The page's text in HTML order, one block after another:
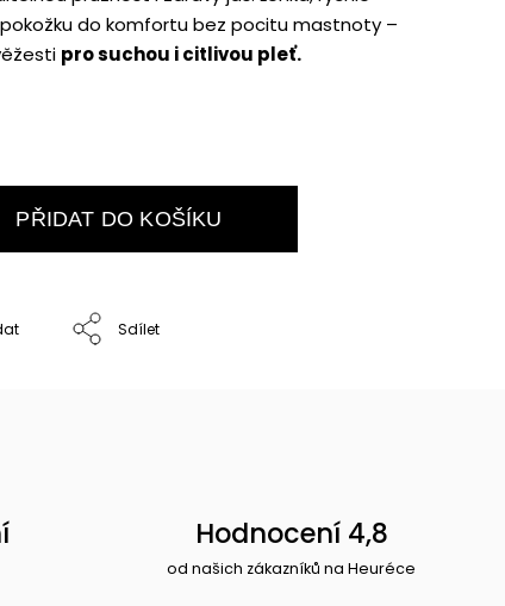
do komfortu bez pocitu mastnoty –
pro suchou i citlivou pleť.
PŘIDAT DO KOŠÍKU
Sdílet
Hodnocení 4,8
od našich zákazníků na Heuréce